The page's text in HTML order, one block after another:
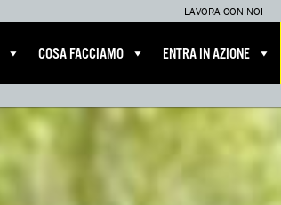
LAVORA CON NOI
COSA FACCIAMO ENTRA IN AZIONE